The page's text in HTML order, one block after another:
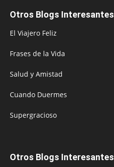
Otros Blogs Interesantes
El Viajero Feliz
Frases de la Vida
Salud y Amistad
Cuando Duermes
Supergracioso
Otros Blogs Interesantes